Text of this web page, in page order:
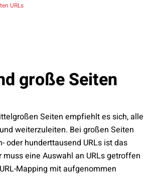
URLs
große Seiten
Seiten empfiehlt es sich, alle
weiterzuleiten. Bei großen Seiten
oder hunderttausend URLs ist das
eine Auswahl an URLs getroffen
Mapping mit aufgenommen